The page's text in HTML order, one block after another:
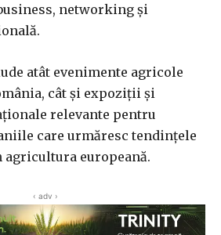
networking și
atât evenimente agricole
cât și expoziții și
relevante pentru
care urmăresc tendințele
europeană.
‹ adv ›